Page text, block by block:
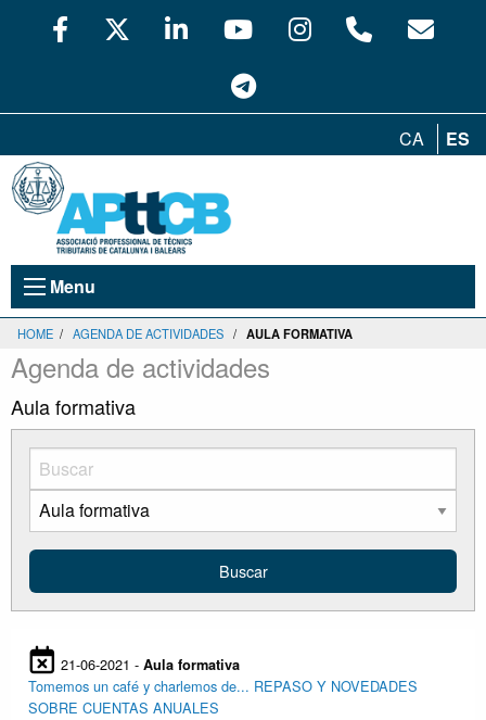
CA ES
Menu
HOME / AGENDA DE ACTIVIDADES / AULA FORMATIVA
Agenda de actividades
Aula formativa
21-06-2021 - Aula formativa
Tomemos un café y charlemos de... REPASO Y NOVEDADES
SOBRE CUENTAS ANUALES